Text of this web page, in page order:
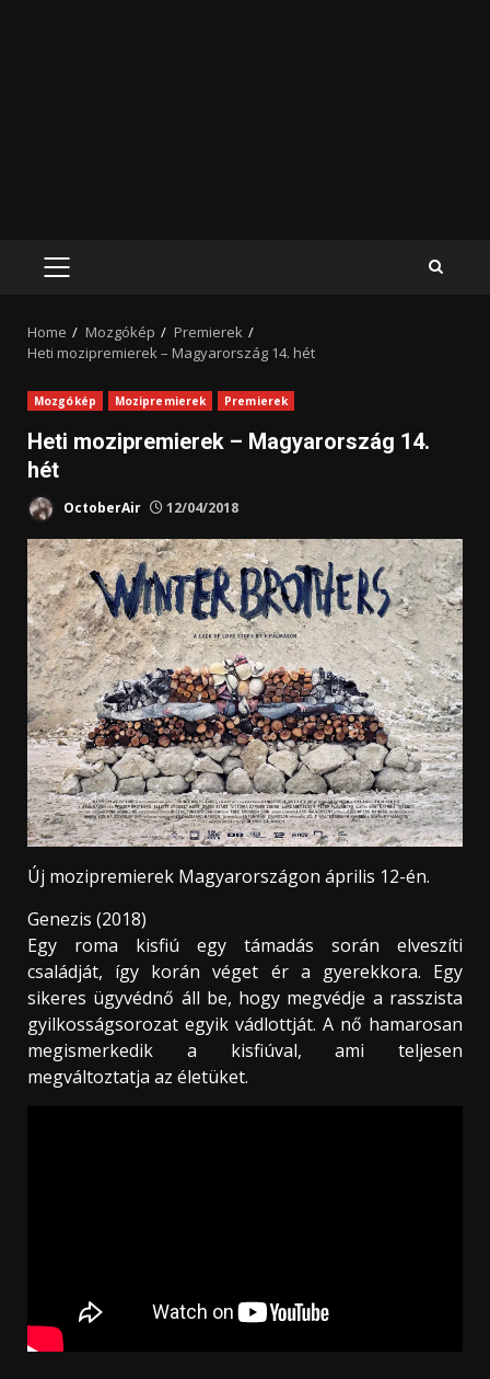
PRIMARY
Home Mozgókép
Premierek
Heti mozipremierek – Magyarország 14. hét
Mozgókép Mozipremierek Premierek
Heti mozipremierek – Magyarország 14.
hét
OctoberAir 12/04/2018
Új mozipremierek Magyarországon április 12-én.
Genezis (2018)
Egy roma kisfiú egy támadás során elveszíti
családját, így korán véget ér a gyerekkora. Egy
sikeres ügyvédnő áll be, hogy megvédje a rasszista
gyilkosságsorozat egyik vádlottját. A nő hamarosan
megismerkedik a kisfiúval, ami teljesen
megváltoztatja az életüket.